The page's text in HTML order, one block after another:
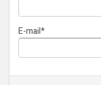
E-mail*